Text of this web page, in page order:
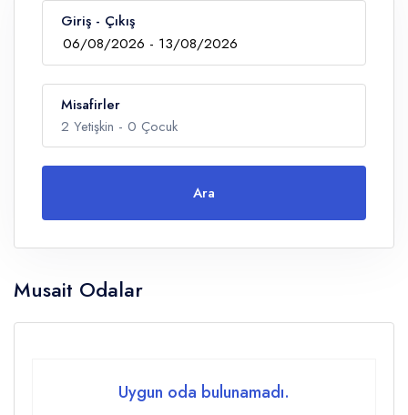
Giriş - Çıkış
Misafirler
2 Yetişkin - 0 Çocuk
Yetişkin
Çocuklar
Ara
Musait Odalar
Uygun oda bulunamadı.